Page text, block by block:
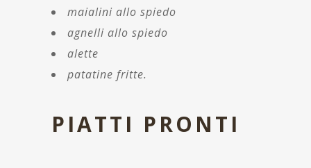
maialini allo spiedo
agnelli allo spiedo
alette
patatine fritte.
PIATTI PRONTI